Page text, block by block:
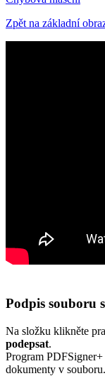
Zpět na základní
Podpis souboru
Na složku klikněte
podepsat.
Program
dokumenty v souboru.